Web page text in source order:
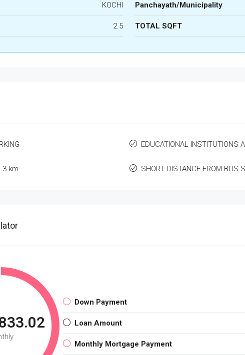
KOCHI Panchayath/Municipality
2.5 TOTAL SQFT
EDUCATIONAL INSTITUTIONS
3 km SHORT DISTANCE FROM BUS
Down Payment
Loan Amount
Monthly Mortgage Payment